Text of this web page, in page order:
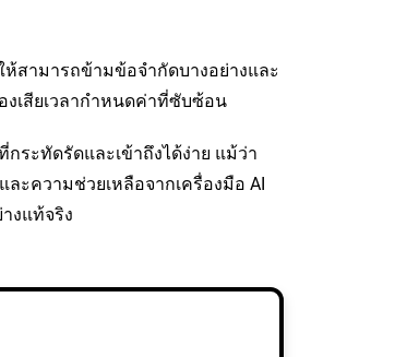
ห้สามารถข้ามข้อจำกัดบางอย่างและ
เสียเวลากำหนดค่าที่ซับซ้อน
ระทัดรัดและเข้าถึงได้ง่าย แม้ว่า
ะความช่วยเหลือจากเครื่องมือ AI
งแท้จริง